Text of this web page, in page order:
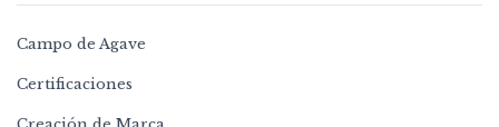
Campo de Agave
Certificaciones